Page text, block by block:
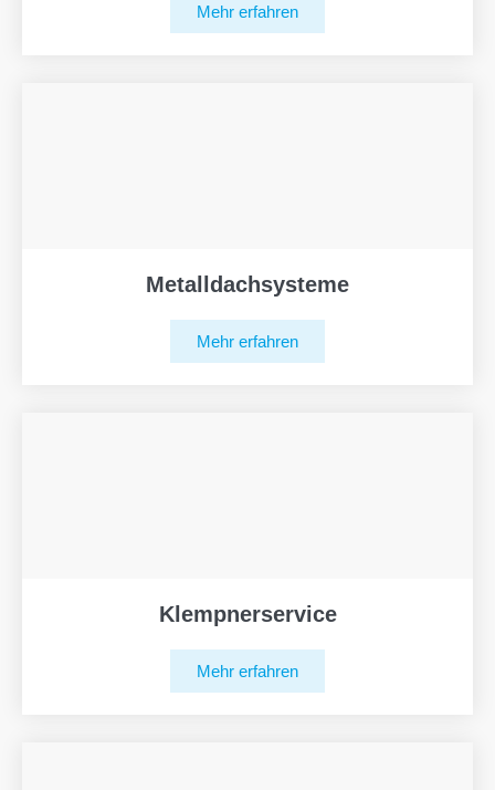
Mehr erfahren
Metalldachsysteme
Mehr erfahren
Klempnerservice
Mehr erfahren